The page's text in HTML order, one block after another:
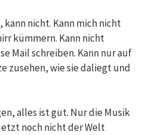
nicht. Kann mich nicht
kümmern. Kann nicht
Mail schreiben. Kann nur auf
zusehen, wie sie daliegt und
alles ist gut. Nur die Musik
noch nicht der Welt